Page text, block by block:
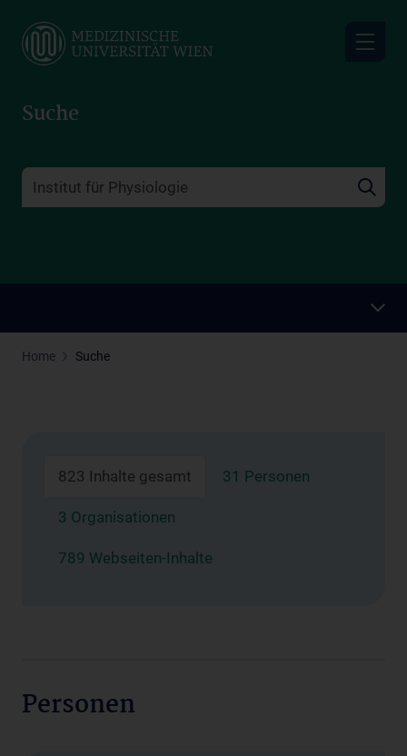
main
Suche
Home Suche
823 Inhalte gesamt 31 Personen
3 Organisationen
789 Webseiten-Inhalte
Personen